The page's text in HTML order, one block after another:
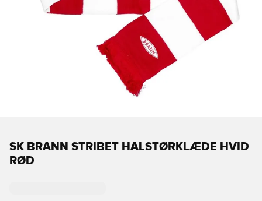
SK BRANN STRIBET HALSTØRKLÆDE HVID
RØD